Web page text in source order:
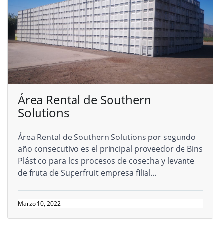
Área Rental de Southern
Solutions
Área Rental de Southern Solutions por segundo
año consecutivo es el principal proveedor de Bins
Plástico para los procesos de cosecha y levante
de fruta de Superfruit empresa filial...
Marzo 10, 2022